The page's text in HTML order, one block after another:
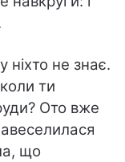
ніхто не знає.
ти
Ото вже
що